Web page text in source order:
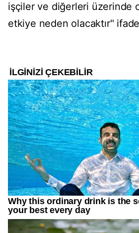
işçiler ve diğerleri üzerinde
etkiye neden olacaktır"